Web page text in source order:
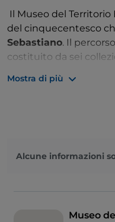
Il Museo del Territorio
del cinquecentesco
Sebastiano. Il
costituito da sei
cartografiche del
di origine biellese. La
significative della
Mostra di più
Alcune informazioni
Museo